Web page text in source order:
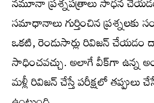
నమూనా ప్రశ్నపత్రాలు సాధన
సమాధానాలు గుర్తించిన ప్రశ్నలకు
ఒకటి, రెండుసార్లు రివిజన్‌ చేయడం
సాధించవచ్చు. అలాగే వీక్‌గా ఉన్న
మళ్లీ రివిజన్‌ చేస్తే పరీక్షలో